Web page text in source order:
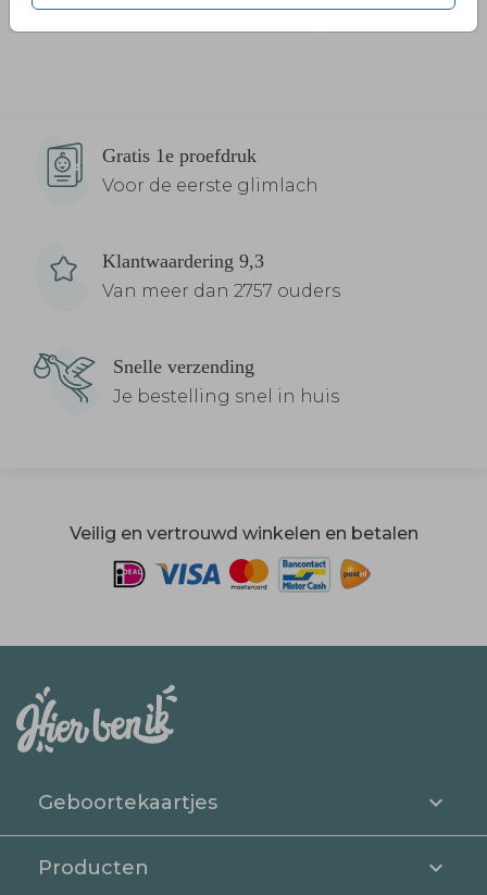
Gratis 1e proefdruk
Voor de eerste glimlach
Klantwaardering 9,3
Van meer dan 2757 ouders
Snelle verzending
Je bestelling snel in huis
Veilig en vertrouwd winkelen en betalen
Geboortekaartjes
Producten